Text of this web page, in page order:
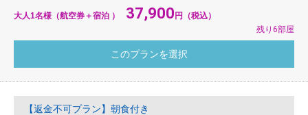
大人1名様（航空券＋宿泊 ） 37,900円（税込）
残り6部屋
【返金不可プラン】朝食付き